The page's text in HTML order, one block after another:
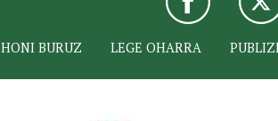
HONI BURUZ LEGE OHARRA